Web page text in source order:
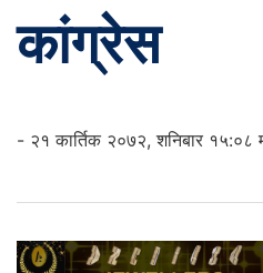
कांग्रेस
- २१ कार्तिक २०७२, शनिबार १५:०८